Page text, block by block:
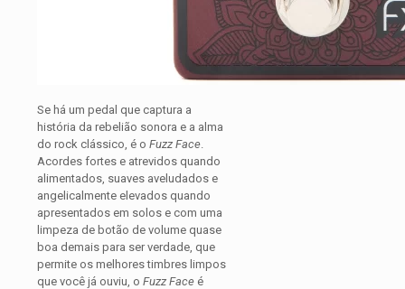
Se há um pedal que captura a
história da rebelião sonora e a alma
do rock clássico, é o Fuzz Face
Acordes fortes e atrevidos quando
alimentados, suaves aveludados e
angelicalmente elevados quando
apresentados em solos e com uma
limpeza de botão de volume quase
boa demais para ser verdade, que
permite os melhores timbres limpos
que você já ouviu, o Fuzz Face é